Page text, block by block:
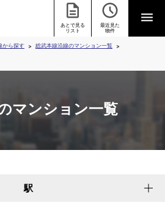
あとで見る
リスト
最近見た
物件
から探す
総武本線沿線のマンション一覧
マンション一覧
駅